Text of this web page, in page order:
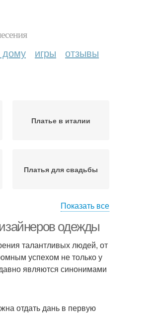
дому игры отзывы
Платье в италии
Платья для свадьбы
Показать все
одежды
талантливых людей, от
успехом не только у
являются синонимами
отдать дань в первую